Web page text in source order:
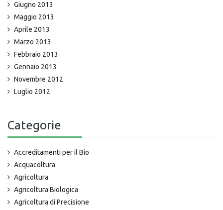
Giugno 2013
Maggio 2013
Aprile 2013
Marzo 2013
Febbraio 2013
Gennaio 2013
Novembre 2012
Luglio 2012
Categorie
Accreditamenti per il Bio
Acquacoltura
Agricoltura
Agricoltura Biologica
Agricoltura di Precisione